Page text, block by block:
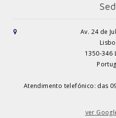
Av. 24 de
1350-346
Atendimento telefónico: das
ver